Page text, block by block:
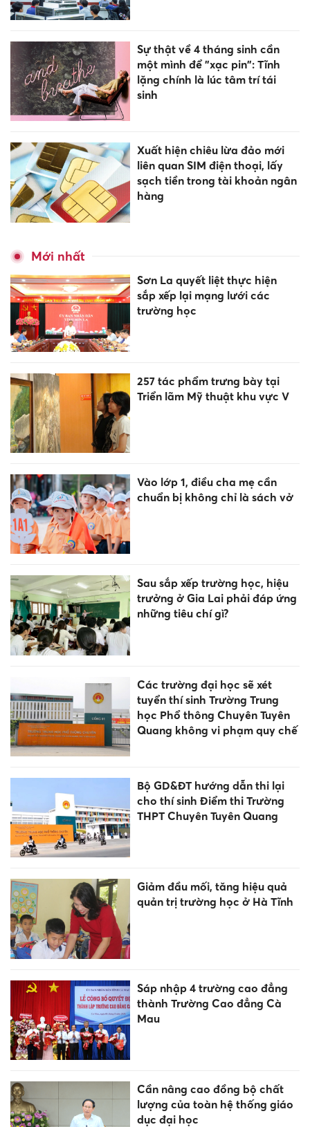
Sự thật về 4 tháng sinh cần
một mình để "xạc pin": Tĩnh
lặng chính là lúc tâm trí tái
sinh
Xuất hiện chiêu lừa đảo mới
liên quan SIM điện thoại, lấy
sạch tiền trong tài khoản ngân
hàng
Mới nhất
Sơn La quyết liệt thực hiện
sắp xếp lại mạng lưới các
trường học
257 tác phẩm trưng bày tại
Triển lãm Mỹ thuật khu vực V
Vào lớp 1, điều cha mẹ cần
chuẩn bị không chỉ là sách vở
Sau sắp xếp trường học, hiệu
trưởng ở Gia Lai phải đáp ứng
những tiêu chí gì?
Các trường đại học sẽ xét
tuyển thí sinh Trường Trung
học Phổ thông Chuyên Tuyên
Quang không vi phạm quy chế
Bộ GD&ĐT hướng dẫn thi lại
cho thí sinh Điểm thi Trường
THPT Chuyên Tuyên Quang
Giảm đầu mối, tăng hiệu quả
quản trị trường học ở Hà Tĩnh
Sáp nhập 4 trường cao đẳng
thành Trường Cao đẳng Cà
Mau
Cần nâng cao đồng bộ chất
lượng của toàn hệ thống giáo
dục đại học